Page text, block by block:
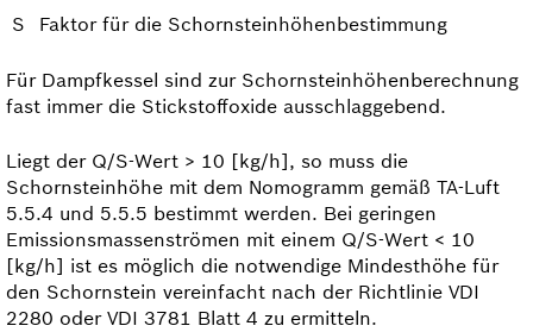
S
Faktor für die Schornsteinhöhenbestimmung
Für Dampfkessel sind zur Schornsteinhöhenberechnung
fast immer die Stickstoffoxide ausschlaggebend.
Liegt der Q/S-Wert > 10 [kg/h], so muss die
Schornsteinhöhe mit dem Nomogramm gemäß TA-Luft
5.5.4 und 5.5.5 bestimmt werden. Bei geringen
Emissionsmassenströmen mit einem Q/S-Wert < 10
[kg/h] ist es möglich die notwendige Mindesthöhe für
den Schornstein vereinfacht nach der Richtlinie VDI
2280 oder VDI 3781 Blatt 4 zu ermitteln.